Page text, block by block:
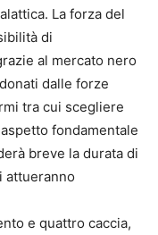
La forza del
di
al mercato nero
dalle forze
tra cui scegliere
fondamentale
breve la durata di
attueranno
e quattro caccia,